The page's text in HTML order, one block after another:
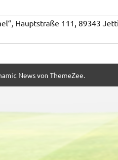
Hauptstraße 111, 89343
News von ThemeZee.